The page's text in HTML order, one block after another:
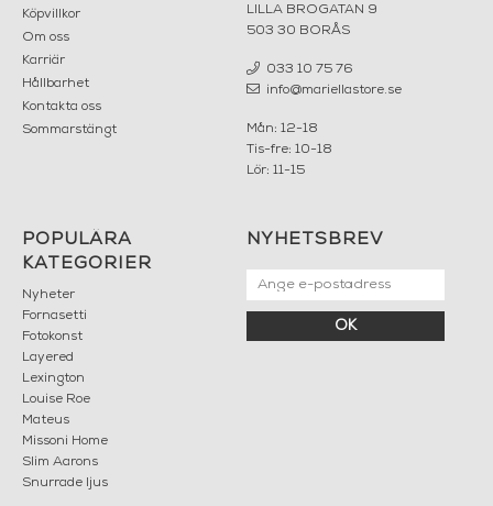
Köpvillkor
Om oss
Karriär
Hållbarhet
Kontakta oss
Sommarstängt
LILLA BROGATAN 9
503 30 BORÅS
033 10 75 76
info@mariellastore.se
Mån: 12-18
Tis-fre: 10-18
Lör: 11-15
POPULÄRA
KATEGORIER
Nyheter
Fornasetti
Fotokonst
Layered
Lexington
Louise Roe
Mateus
Missoni Home
Slim Aarons
Snurrade ljus
NYHETSBREV
OK